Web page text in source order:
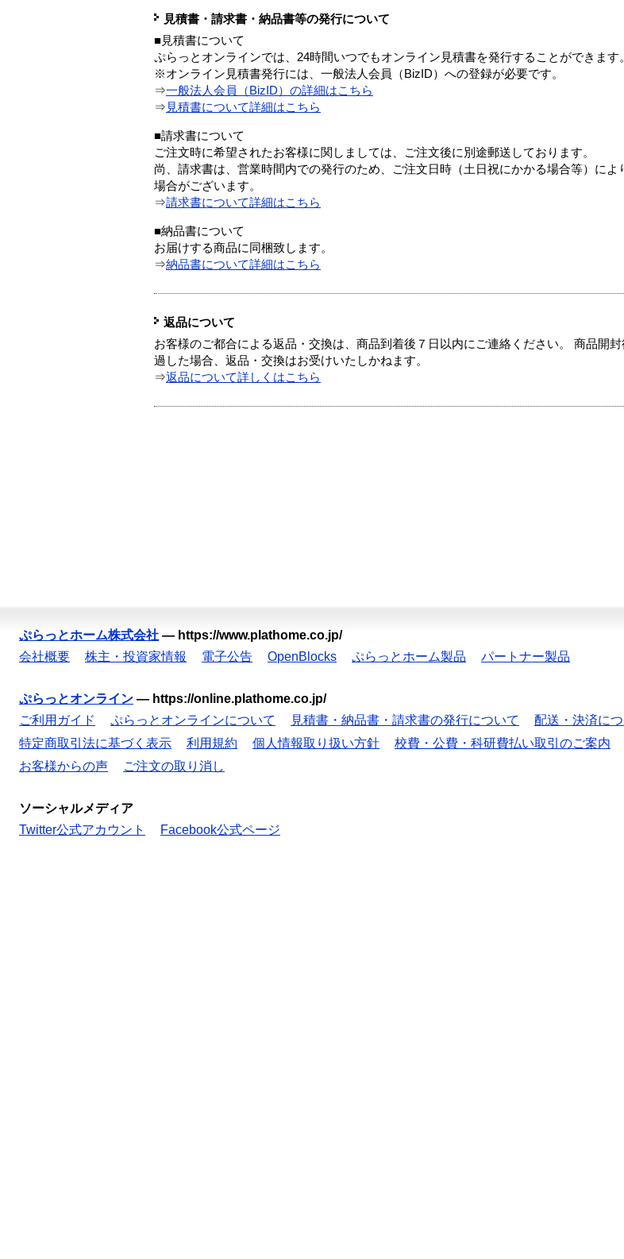
見積書・請求書・納品書等の発行について
■見積書について
ぷらっとオンラインでは、24時間いつでもオンライン見積書を発行することができます。
※オンライン見積書発行には、一般法人会員（BizID）への登録が必要です。
⇒一般法人会員（BizID）の詳細はこちら
⇒ 見積書について詳細はこちら
■請求書について
ご注文時に希望されたお客様に関しましては、ご注文後に別途郵送しております。
尚、請求書は、営業時間内での発行のため、ご注文日時（土日祝にかかる場合等）に
場合がございます。
⇒請求書について詳細はこちら
■納品書について
お届けする商品に同梱致します。
⇒納品書について詳細はこちら
返品について
お客様のご都合による返品・交換は、商品到着後７日以内にご連絡ください。 商品開
過した場合、返品・交換はお受けいたしかねます。
⇒返品について詳しくはこちら
ぷらっとホーム株式会社 — https://www.plathome.co.jp/
会社概要
株主・投資家情報 電子公告 OpenBlocks ぷらっとホーム製品 パートナー製品
ぷらっとオンライン — https://online.plathome.co.jp/
ご利用ガイド
ぷらっとオンラインについて 見積書・納品書・請求書の発行について 配送・決済に
特定商取引法に基づく表示
利用規約 個人情報取り扱い方針 校費・公費・科研費払い取引のご案内
お客様からの声
ご注文の取り消し
ソーシャルメディア
Twitter公式アカウント
Facebook公式ページ